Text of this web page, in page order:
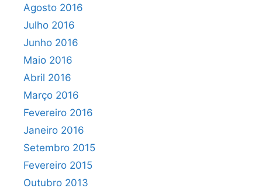
Agosto 2016
Julho 2016
Junho 2016
Maio 2016
Abril 2016
Março 2016
Fevereiro 2016
Janeiro 2016
Setembro 2015
Fevereiro 2015
Outubro 2013